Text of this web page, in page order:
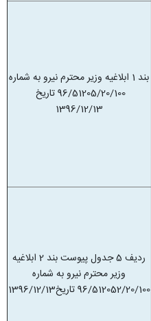
بند 1 ابلاغیه وزیر محترم نیرو به شماره
96/51205/20/100 تاریخ
12/13/
1396
ردیف 5 جدول پیوست بند 2 ابلاغیه
وزیر محترم نیرو به شماره
96/512052/20/100 تاریخ1396/12/13